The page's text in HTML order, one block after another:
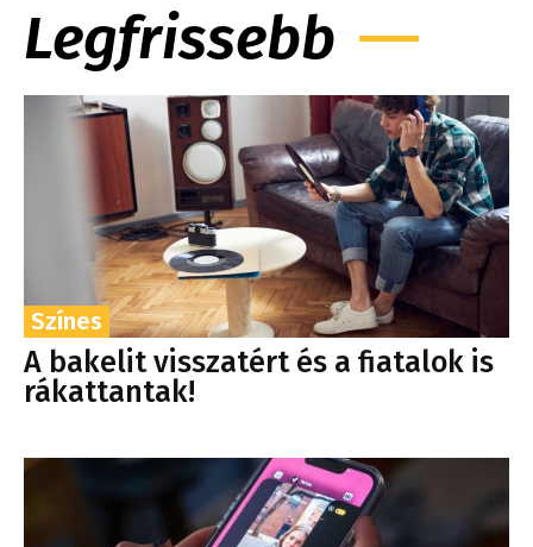
Legfrissebb
Színes
A bakelit visszatért és a fiatalok is
rákattantak!